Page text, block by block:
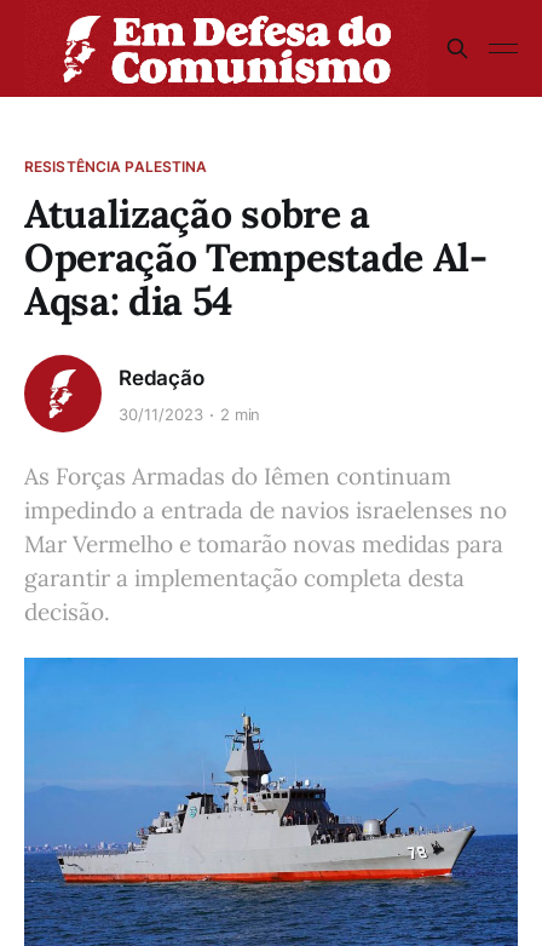
RESISTÊNCIA PALESTINA
Atualização sobre a
Operação Tempestade Al-
Aqsa: dia 54
Redação
30/11/2023 2 min
As Forças Armadas do Iêmen continuam
impedindo a entrada de navios israelenses no
Mar Vermelho e tomarão novas medidas para
garantir a implementação completa desta
decisão.